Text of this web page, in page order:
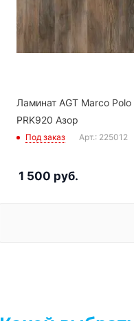
Ламинат AGT Marco Polo
PRK920 Азор
Под заказ Арт.: 225012
1 500 руб.